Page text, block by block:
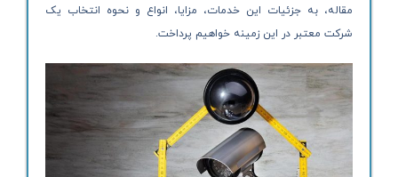
مقاله، به جزئیات این خدمات، مزایا، انواع و نحوه انتخاب یک
شرکت معتبر در این زمینه خواهیم پرداخت.